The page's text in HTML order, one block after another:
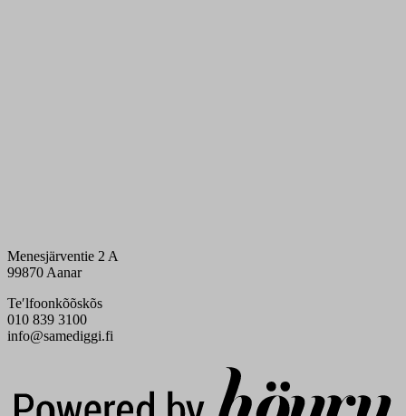
Menesjärventie 2 A
99870 Aanar
Teʹlfoonkõõskõs
010 839 3100
info@samediggi.fi